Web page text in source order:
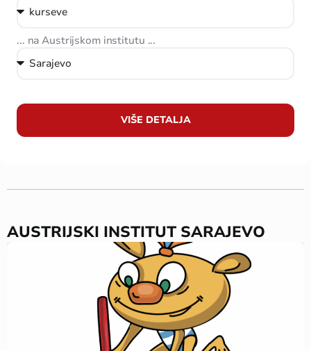
... na Austrijskom institutu ...
VIŠE DETALJA
AUSTRIJSKI INSTITUT SARAJEVO